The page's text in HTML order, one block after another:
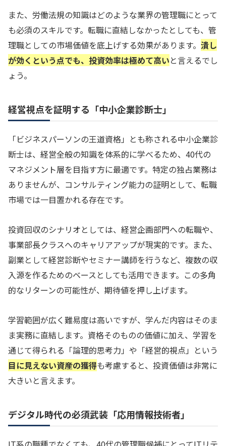
また、労働法規の知識はどのような業界の管理職にとって
も必須のスキルです。転職に直結しなかったとしても、管
理職としての市場価値を底上げする効果があります。 潰し
が効くという点でも、投資効率は極めて高いと言えるでし
ょう。
経営視点を証明する「中小企業診断士」
「ビジネスパーソンの王道資格」とも称される中小企業診
断士は、経営全般の知識を体系的に学べるため、40代の
マネジメント層を目指す方に最適です。特定の独占業務は
ありませんが、コンサルティング能力の証明として、転職
市場では一目置かれる存在です。
投資回収のシナリオとしては、経営企画部門への転職や、
事業部長クラスへのキャリアアップが現実的です。また、
副業として経営診断やセミナー講師を行うなど、複数の収
入源を作るためのベースとしても活用できます。この多角
的なリターンの可能性が、期待値を押し上げます。
学習範囲が広く難易度は高いですが、学んだ内容はそのま
ま実務に直結します。資格そのものの価値に加え、学習を
通じて得られる「論理的思考力」や「経営的視点」という
目に見えない資産の獲得も考慮すると、投資価値は非常に
大きいと言えます。
デジタル時代の必須武装「応用情報技術者」